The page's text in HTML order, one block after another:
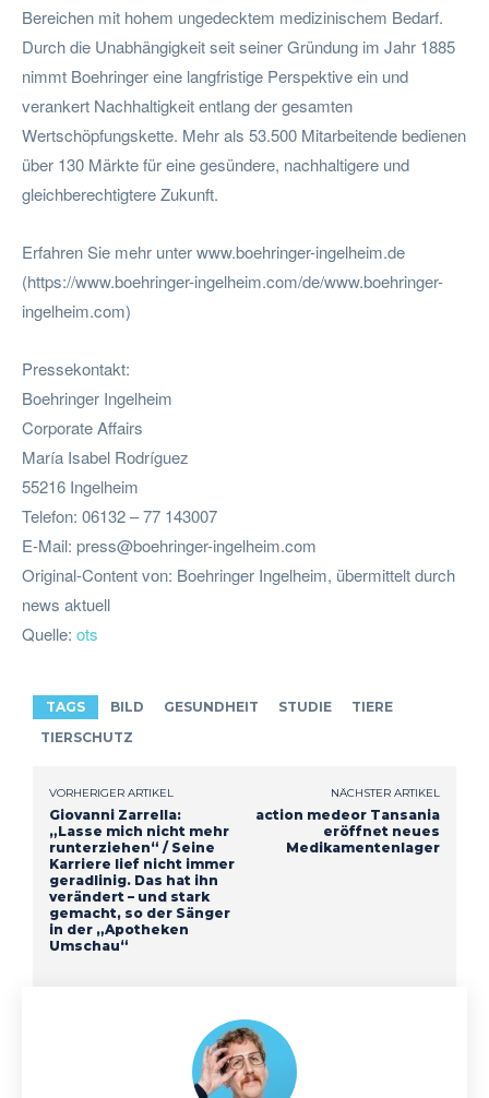
Bereichen mit hohem ungedecktem medizinischem Bedarf.
Durch die Unabhängigkeit seit seiner Gründung im Jahr 1885
nimmt Boehringer eine langfristige Perspektive ein und
verankert Nachhaltigkeit entlang der gesamten
Wertschöpfungskette. Mehr als 53.500 Mitarbeitende bedienen
über 130 Märkte für eine gesündere, nachhaltigere und
gleichberechtigtere Zukunft.
Erfahren Sie mehr unter www.boehringer-ingelheim.de
(https://www.boehringer-ingelheim.com/de/www.boehringer-
ingelheim.com)
Pressekontakt:
Boehringer Ingelheim
Corporate Affairs
María Isabel Rodríguez
55216 Ingelheim
Telefon: 06132 – 77 143007
E-Mail: press@boehringer-ingelheim.com
Original-Content von: Boehringer Ingelheim, übermittelt durch
news aktuell
Quelle: ots
TAGS BILD GESUNDHEIT STUDIE
TIERE
TIERSCHUTZ
VORHERIGER ARTIKEL
Giovanni Zarrella:
„Lasse mich nicht mehr
runterziehen“ / Seine
Karriere lief nicht immer
geradlinig. Das hat ihn
verändert – und stark
gemacht, so der Sänger
in der „Apotheken
Umschau“
NÄCHSTER ARTIKEL
action medeor Tansania
eröffnet neues
Medikamentenlager